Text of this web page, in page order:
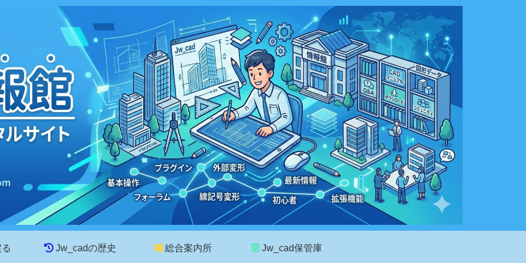
Jw_cadの歴史 総合案内所 Jw_cad保管庫